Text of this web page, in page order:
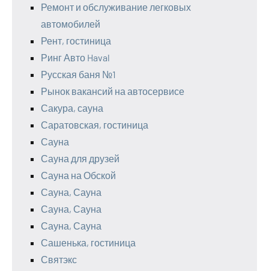
Ремонт и обслуживание легковых
автомобилей
Рент, гостиница
Ринг Авто Haval
Русская баня №1
Рынок вакансий на автосервисе
Сакура, сауна
Саратовская, гостиница
Сауна
Сауна для друзей
Сауна на Обской
Сауна, Сауна
Сауна, Сауна
Сауна, Сауна
Сашенька, гостиница
Святэкс